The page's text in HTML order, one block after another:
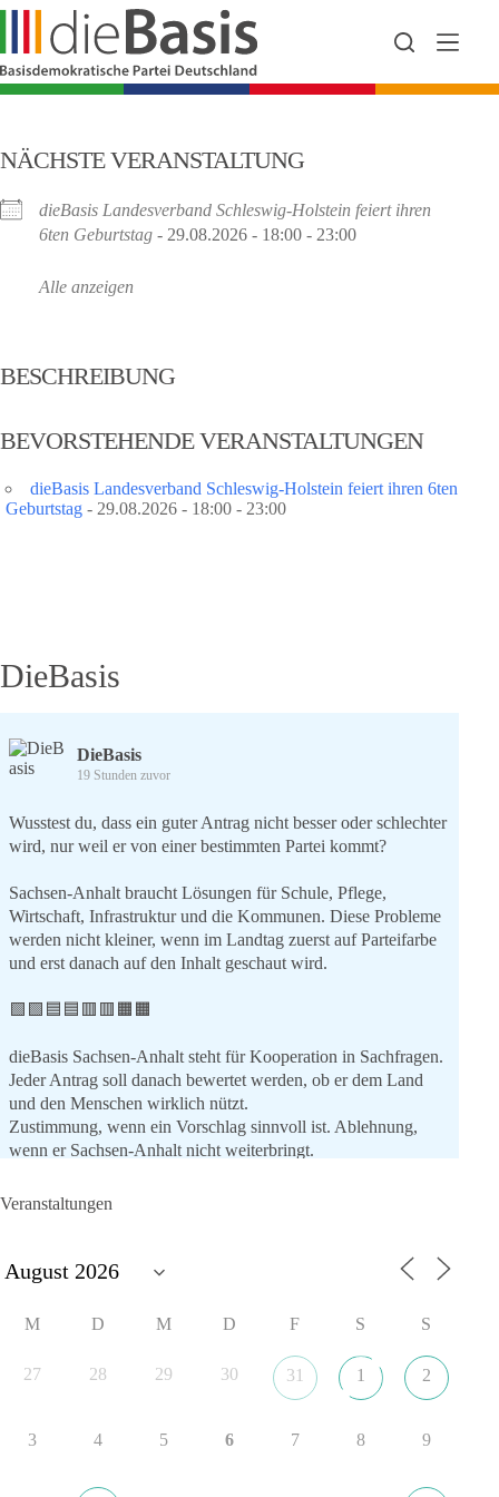
Zum
springen
NÄCHSTE VERANSTALTUNG
dieBasis Landesverband Schleswig-Holstein feiert ihren
6ten Geburtstag - 29.08.2026 - 18:00 - 23:00
Alle anzeigen
BESCHREIBUNG
BEVORSTEHENDE VERANSTALTUNGEN
dieBasis Landesverband Schleswig-Holstein feiert ihren 6ten
Geburtstag- 29.08.2026 - 18:00 - 23:00
DieBasis
DieBasis
19 Stunden zuvor
Wusstest du, dass ein guter Antrag nicht besser oder schlechter
wird, nur weil er von einer bestimmten Partei kommt?
Sachsen-Anhalt braucht Lösungen für Schule, Pflege,
Wirtschaft, Infrastruktur und die Kommunen. Diese Probleme
werden nicht kleiner, wenn im Landtag zuerst auf Parteifarbe
und erst danach auf den Inhalt geschaut wird.
🟩🟩🟦🟦🟥🟥🟧🟧
dieBasis Sachsen-Anhalt steht für Kooperation in Sachfragen.
Jeder Antrag soll danach bewertet werden, ob er dem Land
und den Menschen wirklich nützt.
Zustimmung, wenn ein Vorschlag sinnvoll ist. Ablehnung,
wenn er Sachsen-Anhalt nicht weiterbringt.
💬 Was ist dir wichtiger: der Absender eines Antrags oder das
#dieBasis #sachsenanhalt
👉 Folgen:
24 Stunden zuvor
Veranstaltungen
M D M D F S S
27 28 29 30 31 1 2
3 4 5 6 7 8 9